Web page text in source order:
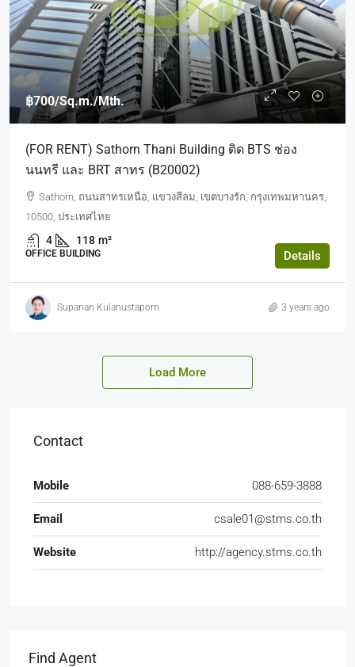
฿700/Sq.m./Mth.
(FOR RENT) Sathorn Thani Building ติด BTS ช่อง
นนทรี และ BRT สาทร (B20002)
Sathorn, ถนนสาทรเหนือ, แขวงสีลม, เขตบางรัก, กรุงเทพมหานคร,
10500, ประเทศไทย
4 118 m²
OFFICE BUILDING Details
Supanan Kulanustaporn 3 years ago
Load More
Contact
Mobile 088-659-3888
Email csale01@stms.co.th
Website http://agency.stms.co.th
Find Agent